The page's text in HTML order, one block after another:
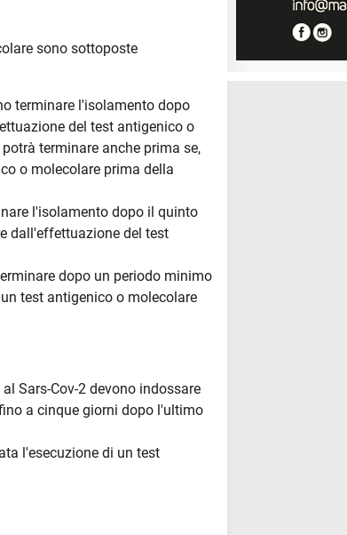
sono sottoposte
terminare l'isolamento dopo
del test antigenico o
terminare anche prima se,
o molecolare prima della
l'isolamento dopo il quinto
dall'effettuazione del test
dopo un periodo minimo
test antigenico o molecolare
Sars-Cov-2 devono indossare
a cinque giorni dopo l'ultimo
l'esecuzione di un test